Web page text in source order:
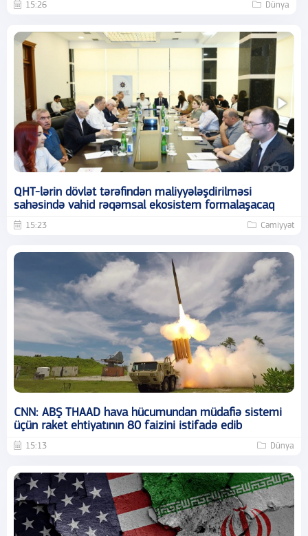
15:26 Dünya
QHT-lərin dövlət tərəfindən maliyyələşdirilməsi
sahəsində vahid rəqəmsal ekosistem formalaşacaq
15:23 Cəmiyyət
CNN: ABŞ THAAD hava hücumundan müdafiə sistemi
üçün raket ehtiyatının 80 faizini istifadə edib
15:13 Dünya